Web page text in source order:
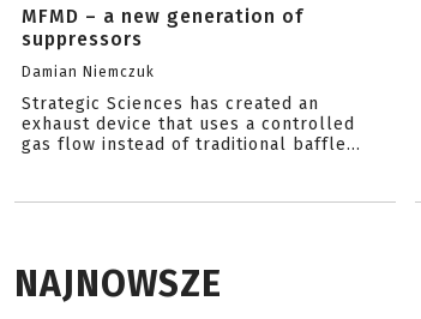
MFMD – a new generation of
suppressors
Damian Niemczuk
Strategic Sciences has created an
exhaust device that uses a controlled
gas flow instead of traditional baffle...
NAJNOWSZE